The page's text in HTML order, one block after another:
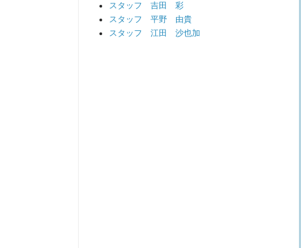
スタッフ 吉田 彩
スタッフ 平野 由貴
スタッフ 江田 沙也加